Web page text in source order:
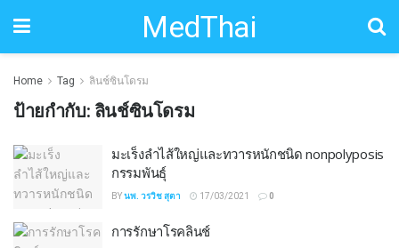
MedThai
Home Tag ลินช์ซินโดรม
ป้ายกำกับ: ลินช์ซินโดรม
มะเร็งลำไส้ใหญ่และทวารหนักชนิด nonpolyposis
กรรมพันธุ์
BYนพ. วรวิช สุตา 17/03/2021 0
การรักษาโรคลินช์